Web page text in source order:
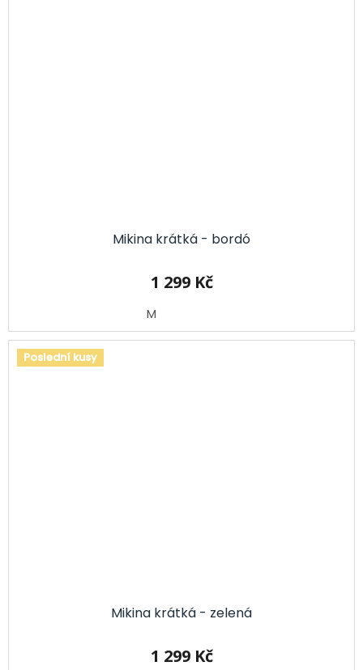
Mikina krátká - bordó
1 299 Kč
M
Poslední kusy
Mikina krátká - zelená
1 299 Kč